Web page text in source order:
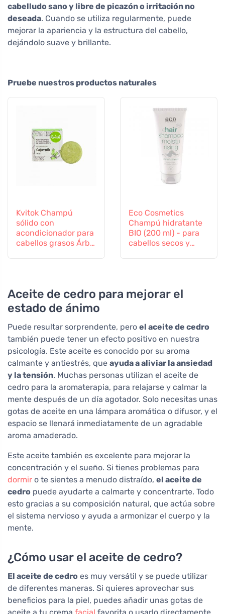
cabelludo sano y libre de picazón o irritación no
deseada. Cuando se utiliza regularmente, puede
mejorar la apariencia y la estructura del cabello,
dejándolo suave y brillante.
Pruebe nuestros productos naturales
Kvitok Champú
sólido con
acondicionador para
cabellos grasos Árbol
Eco Cosmetics
Champú hidratante
BIO (200 ml) - para
cabellos secos y
Aceite de cedro para mejorar el
estado de ánimo
Puede resultar sorprendente, pero el aceite de cedro
también puede tener un efecto positivo en nuestra
psicología. Este aceite es conocido por su aroma
calmante y antiestrés, que ayuda a aliviar la ansiedad
y la tensión. Muchas personas utilizan el aceite de
cedro para la aromaterapia, para relajarse y calmar la
mente después de un día agotador. Solo necesitas unas
gotas de aceite en una lámpara aromática o difusor, y el
espacio se llenará inmediatamente de un agradable
aroma amaderado.
Este aceite también es excelente para mejorar la
concentración y el sueño. Si tienes problemas para
dormir o te sientes a menudo distraído, el aceite de
cedro puede ayudarte a calmarte y concentrarte. Todo
esto gracias a su composición natural, que actúa sobre
el sistema nervioso y ayuda a armonizar el cuerpo y la
mente.
¿Cómo usar el aceite de cedro?
El aceite de cedro es muy versátil y se puede utilizar
de diferentes maneras. Si quieres aprovechar sus
beneficios para la piel, puedes añadir unas gotas de
aceite a tu crema facial favorita o usarlo directamente